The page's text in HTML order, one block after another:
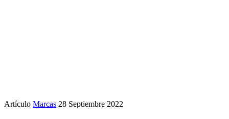
Artículo Marcas 28 Septiembre 2022